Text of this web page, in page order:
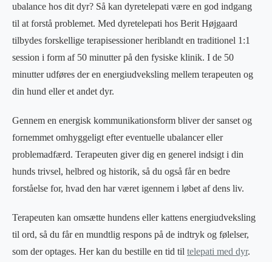
ubalance hos dit dyr? Så kan dyretelepati være en god indgang
til at forstå problemet. Med dyretelepati hos Berit Højgaard
tilbydes forskellige terapisessioner heriblandt en traditionel 1:1
session i form af 50 minutter på den fysiske klinik. I de 50
minutter udføres der en energiudveksling mellem terapeuten og
din hund eller et andet dyr.
Gennem en energisk kommunikationsform bliver der sanset og
fornemmet omhyggeligt efter eventuelle ubalancer eller
problemadfærd. Terapeuten giver dig en generel indsigt i din
hunds trivsel, helbred og historik, så du også får en bedre
forståelse for, hvad den har været igennem i løbet af dens liv.
Terapeuten kan omsætte hundens eller kattens energiudveksling
til ord, så du får en mundtlig respons på de indtryk og følelser,
som der optages. Her kan du bestille en tid til telepati med dyr.